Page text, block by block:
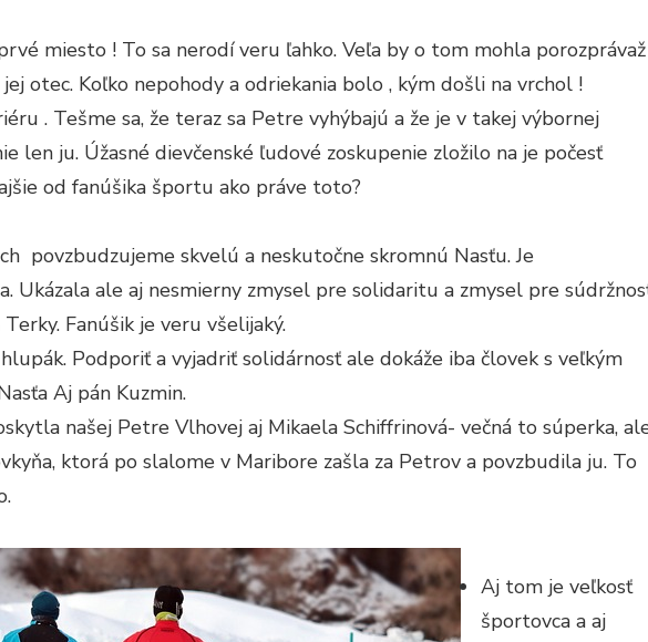
miesto ! To sa nerodí veru ľahko. Veľa by o tom mohla porozprávaž
otec. Koľko nepohody a odriekania bolo , kým došli na vrchol !
. Tešme sa, že teraz sa Petre vyhýbajú a že je v takej výbornej
len ju. Úžasné dievčenské ľudové zoskupenie zložilo na je počesť
od fanúšika športu ako práve toto?
povzbudzujeme skvelú a neskutočne skromnú Nasťu. Je
Ukázala ale aj nesmierny zmysel pre solidaritu a zmysel pre
Fanúšik je veru všelijaký.
Podporiť a vyjadriť solidárnosť ale dokáže iba človek s veľkým
Aj pán Kuzmin.
našej Petre Vlhovej aj Mikaela Schiffrinová- večná to súperka,
ktorá po slalome v Maribore zašla za Petrov a povzbudila ju. To
Aj tom je veľkosť
športovca a aj